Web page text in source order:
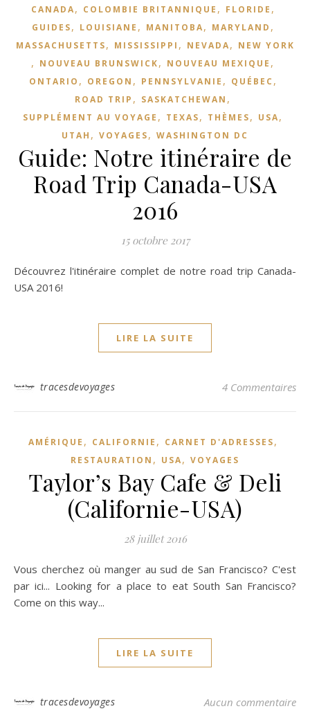
CANADA, COLOMBIE BRITANNIQUE , FLORIDE ,
GUIDES, LOUISIANE , MANITOBA, MARYLAND ,
MASSACHUSETTS, MISSISSIPPI , NEVADA, NEW YORK
, NOUVEAU BRUNSWICK, NOUVEAU MEXIQUE ,
ONTARIO , OREGON , PENNSYLVANIE , QUÉBEC ,
ROAD TRIP , SASKATCHEWAN ,
SUPPLÉMENT AU VOYAGE , TEXAS, THÈMES, USA,
UTAH , VOYAGES, WASHINGTON DC
Guide: Notre itinéraire de
Road Trip Canada-USA
2016
15 octobre 2017
Découvrez l'itinéraire complet de notre road trip Canada-
USA 2016!
LIRE LA SUITE
tracesdevoyages 4 Commentaires
AMÉRIQUE , CALIFORNIE , CARNET D'ADRESSES,
RESTAURATION , USA, VOYAGES
Taylor’s Bay Cafe & Deli
(Californie-USA)
28 juillet 2016
Vous cherchez où manger au sud de San Francisco? C'est
par ici... Looking for a place to eat South San Francisco?
Come on this way...
LIRE LA SUITE
tracesdevoyages Aucun commentaire